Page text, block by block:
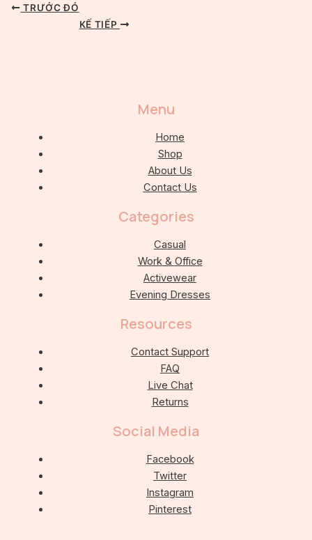
TRƯỚC ĐÓ
KẾ TIẾP
Menu
Home
Shop
About Us
Contact Us
Categories
Casual
Work & Office
Activewear
Evening Dresses
Resources
Contact Support
FAQ
Live Chat
Returns
Social Media
Facebook
Twitter
Instagram
Pinterest